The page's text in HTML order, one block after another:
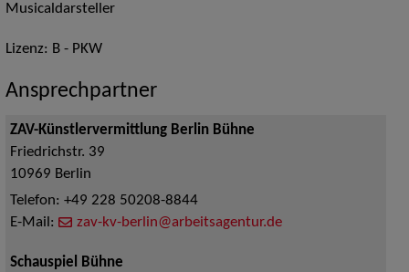
Musicaldarsteller
Lizenz: B - PKW
Ansprechpartner
ZAV-Künstlervermittlung Berlin Bühne
Friedrichstr. 39
10969 Berlin
Telefon: +49 228 50208-8844
E-Mail:
zav-kv-berlin@arbeitsagentur.de
Schauspiel Bühne